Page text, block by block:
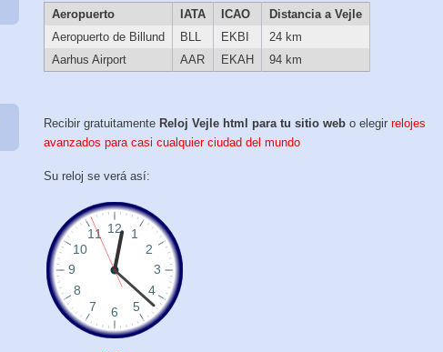
Aeropuerto IATA ICAO
Distancia a Vejle
Aeropuerto de Billund
BLL EKBI
24 km
Aarhus Airport
AAR EKAH 94 km
Recibir gratuitamente Reloj Vejle html para tu sitio webo elegirrelojes
avanzados para casi cualquier ciudad del mundo
Su reloj se verá así: